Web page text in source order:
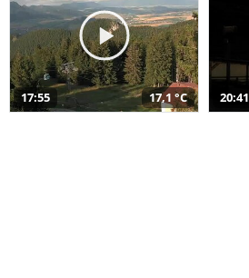
17:55 17,1 °C 20:41